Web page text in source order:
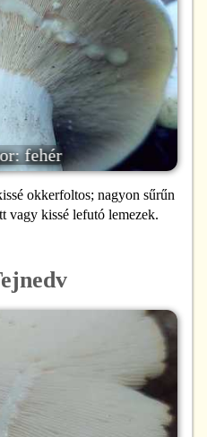
okkerfoltos; nagyon sűrűn
vagy kissé lefutó lemezek.
fehér